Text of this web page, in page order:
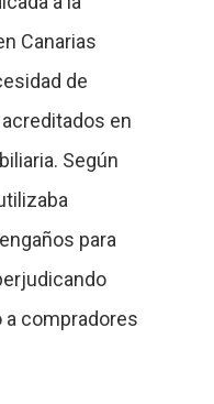
Canarias
de
en
Según
para
compradores